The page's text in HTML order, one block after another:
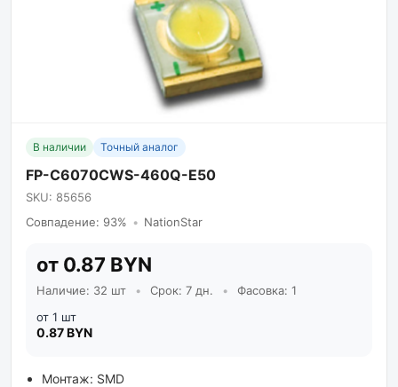
В наличии Точный аналог
FP-C6070CWS-460Q-E50
SKU: 85656
Совпадение: 93% • NationStar
от 0.87 BYN
Наличие: 32 шт • Срок: 7 дн. •
Фасовка: 1
от 1 шт
0.87 BYN
Монтаж: SMD